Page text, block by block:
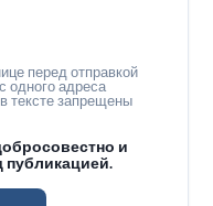
перед отправкой
одного адреса
тексте запрещены
и
публикацией.